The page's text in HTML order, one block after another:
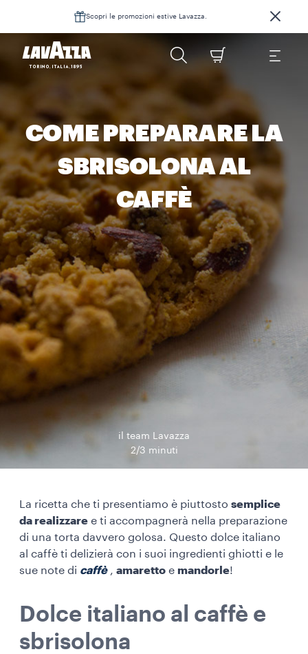
Scopri le promozioni estive Lavazza.
COME PREPARARE LA
SBRISOLONA AL
CAFFÈ
il team Lavazza
2/3 minuti
La ricetta che ti presentiamo è piuttosto semplice
da realizzare e ti accompagnerà nella preparazione
di una torta davvero golosa. Questo dolce italiano
al caffè ti delizierà con i suoi ingredienti ghiotti e le
sue note di caffè , amaretto e mandorle!
Dolce italiano al caffè e
sbrisolona